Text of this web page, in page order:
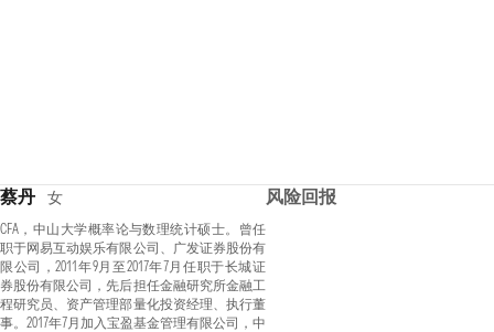
蔡丹 女
CFA，中山大学概率论与数理统计硕士。曾任
职于网易互动娱乐有限公司、广发证券股份有
限公司，2011年9月至2017年7月任职于长城证
券股份有限公司，先后担任金融研究所金融工
程研究员、资产管理部量化投资经理、执行董
事。2017年7月加入宝盈基金管理有限公司，中
风险回报